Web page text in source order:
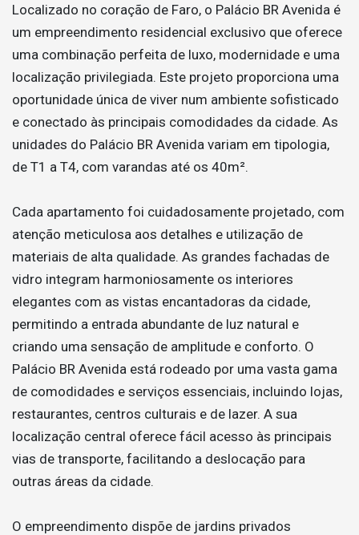
Localizado no coração de Faro, o Palácio BR Avenida é
um empreendimento residencial exclusivo que oferece
uma combinação perfeita de luxo, modernidade e uma
localização privilegiada. Este projeto proporciona uma
oportunidade única de viver num ambiente sofisticado
e conectado às principais comodidades da cidade. As
unidades do Palácio BR Avenida variam em tipologia,
de T1 a T4, com varandas até os 40m².
Cada apartamento foi cuidadosamente projetado, com
atenção meticulosa aos detalhes e utilização de
materiais de alta qualidade. As grandes fachadas de
vidro integram harmoniosamente os interiores
elegantes com as vistas encantadoras da cidade,
permitindo a entrada abundante de luz natural e
criando uma sensação de amplitude e conforto. O
Palácio BR Avenida está rodeado por uma vasta gama
de comodidades e serviços essenciais, incluindo lojas,
restaurantes, centros culturais e de lazer. A sua
localização central oferece fácil acesso às principais
vias de transporte, facilitando a deslocação para
outras áreas da cidade.
O empreendimento dispõe de jardins privados